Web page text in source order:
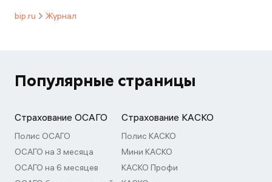
bip.ru Журнал
Популярные страницы
Страхование ОСАГО
Полис ОСАГО
ОСАГО на 3 месяца
ОСАГО на 6 месяцев
Страхование КАСКО
Полис КАСКО
Мини КАСКО
КАСКО Профи